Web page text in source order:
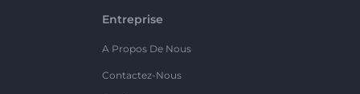
Entreprise
A Propos De Nous
Contactez-Nous